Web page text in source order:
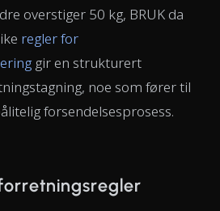
overstiger 50 kg, BRUK da
regler for
gir en strukturert
noe som fører til
forsendelsesprosess.